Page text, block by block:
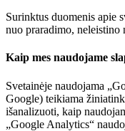
Surinktus duomenis apie
nuo praradimo,
Kaip mes naudojame
Svetainėje naudojama
Google) teikiama
išanalizuoti, kaip
„Google Analytics“